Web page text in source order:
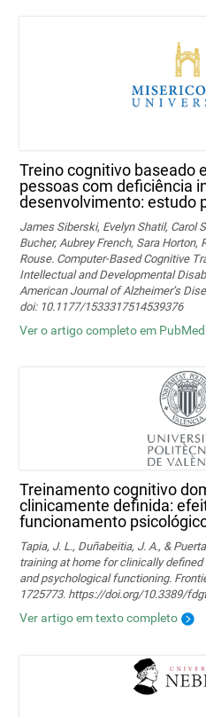
Treino cognitivo baseado
pessoas com deficiência
desenvolvimento: estudo
James Siberski, Evelyn Shatil, Carol
Bucher, Aubrey French, Sara Horton,
Rouse. Computer-Based Cognitive
Intellectual and Developmental
American Journal of Alzheimer’s
doi: 10.1177/1533317514539376
Ver o artigo completo em PubMed
Treinamento cognitivo
clinicamente definida:
funcionamento
Tapia, J. L., Duñabeitia, J. A., &
training at home for clinically
and psychological functioning.
1725773. https://doi.org/10.3389/
Ver artigo em texto completo